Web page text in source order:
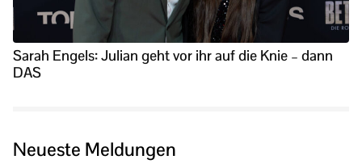
Sarah Engels: Julian geht vor ihr auf die Knie – dann
DAS
Neueste Meldungen